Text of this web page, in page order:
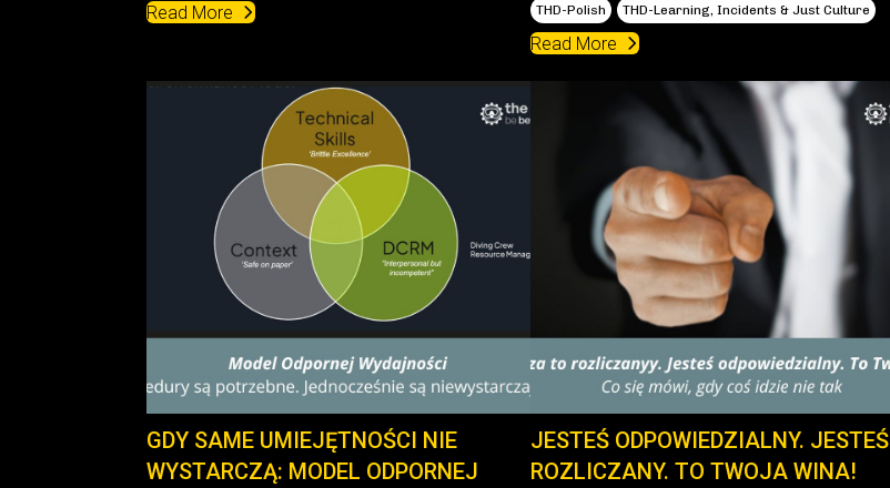
Read More THD-Polish THD-Learning, Incidents & Just Culture
Read More
GDY SAME UMIEJĘTNOŚCI NIE
WYSTARCZĄ: MODEL ODPORNEJ
JESTEŚ ODPOWIEDZIALNY. JESTEŚ
ROZLICZANY. TO TWOJA WINA!